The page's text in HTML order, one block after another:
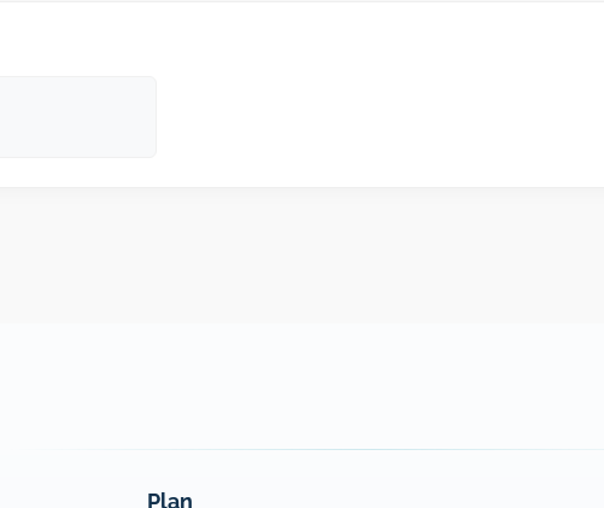
Plan